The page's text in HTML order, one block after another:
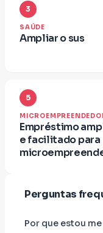
3
SAÚDE
Ampliar o sus
5
Empréstimo
e facilitado para
Perguntas
Por que estou